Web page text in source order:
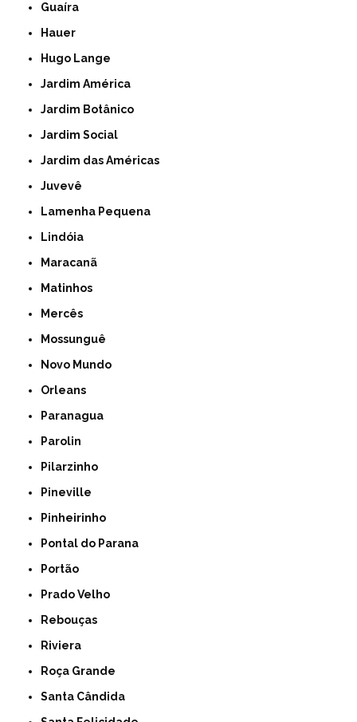
Guaíra
Hauer
Hugo Lange
Jardim América
Jardim Botânico
Jardim Social
Jardim das Américas
Juvevê
Lamenha Pequena
Lindóia
Maracanã
Matinhos
Mercês
Mossunguê
Novo Mundo
Orleans
Paranagua
Parolin
Pilarzinho
Pineville
Pinheirinho
Pontal do Parana
Portão
Prado Velho
Rebouças
Riviera
Roça Grande
Santa Cândida